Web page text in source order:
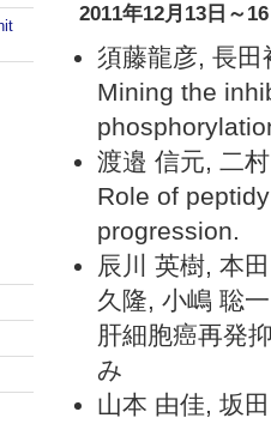
2011年12月13日～
須藤龍彦, 長
Mining the
渡邉 信元, 二
Role of
progression.
辰川 英樹, 本
久隆, 小嶋 聡一
肝細胞癌再発
み
山本 由佳, 坂